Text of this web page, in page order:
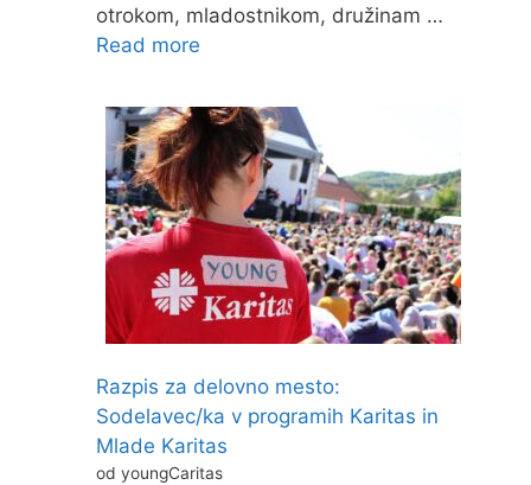
otrokom, mladostnikom, družinam …
Read more
Razpis za delovno mesto:
Sodelavec/ka v programih Karitas in
Mlade Karitas
od youngCaritas